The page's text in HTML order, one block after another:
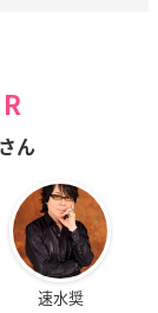
ん
速水奨